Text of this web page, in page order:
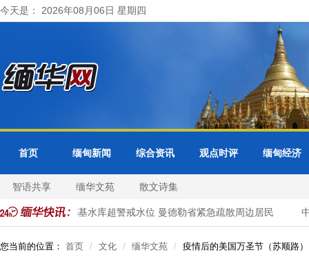
今天是： 2026年08月06日 星期四
首页 缅甸新闻 综合资讯 观点时评 缅甸经济
智语共享 缅华文苑 散文诗集
色都基水库超警戒水位 曼德勒省紧急疏散周边居民 中国
您当前的位置： 首页 文化 缅华文苑 疫情后的美国万圣节（苏顺路）